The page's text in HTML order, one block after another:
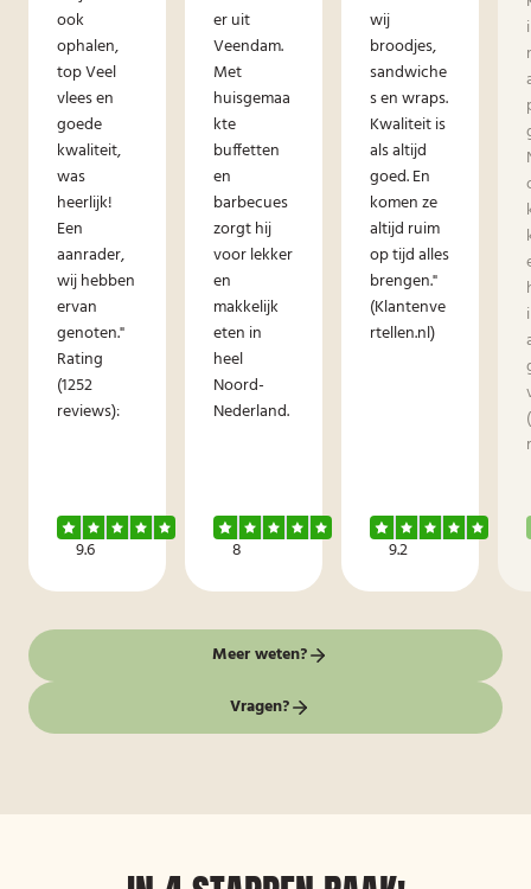
ook
ophalen,
top Veel
vlees en
goede
kwaliteit,
was
heerlijk!
Een
aanrader,
wij hebben
ervan
genoten."
Rating
(1252
reviews):
9.6
er uit
Veendam.
Met
huisgemaa
kte
buffetten
en
barbecues
zorgt hij
voor lekker
en
makkelijk
eten in
heel
Noord-
Nederland.
8
wij
broodjes,
sandwiche
s en wraps.
Kwaliteit is
als altijd
goed. En
komen ze
altijd ruim
op tijd alles
brengen."
(Klantenve
rtellen.nl)
9.2
Meer weten?
Vragen?